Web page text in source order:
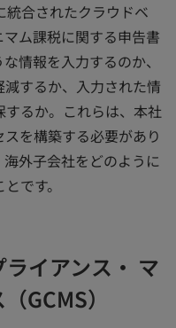
統合されたクラウドベ
ム課税に関する申告書
情報を入力するのか、
するか、入力された情
るか。これらは、本社
を構築する必要があり
外子会社をどのように
です。
イアンス・ マ
GCMS）